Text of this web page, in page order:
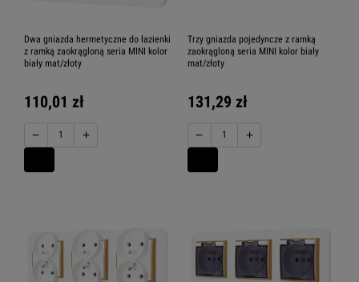
Dwa gniazda hermetyczne do łazienki
z ramką zaokrągloną seria MINI kolor
biały mat/złoty
110,01 zł
− +
Trzy gniazda pojedyncze z ramką
zaokrągloną seria MINI kolor biały
mat/złoty
131,29 zł
− +